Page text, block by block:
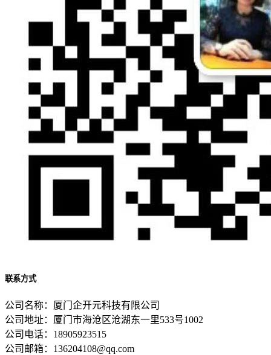
联系方式
公司名称：厦门企开元科技有限公司
公司地址：厦门市海沧区沧湖东一里533号1002
公司电话：18905923515
公司邮箱：136204108@qq.com